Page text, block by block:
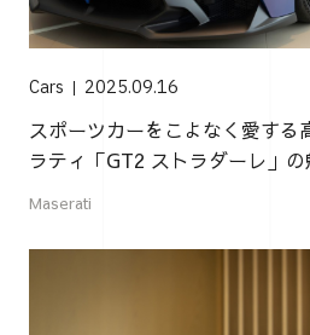
Cars 2025.09.16
スポーツカーをこよなく愛する
ラティ「GT2 ストラダーレ」の
Maserati